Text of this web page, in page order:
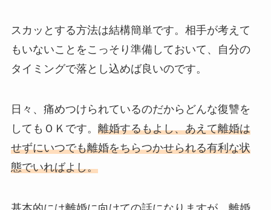
スカッとする方法は結構簡単です。相手が考えて
もいないことをこっそり準備しておいて、自分の
タイミングで落とし込めば良いのです。
日々、痛めつけられているのだからどんな復讐を
してもＯＫです。 離婚するもよし、あえて離婚は
せずにいつでも離婚をちらつかせられる有利な状
態でいればよし。